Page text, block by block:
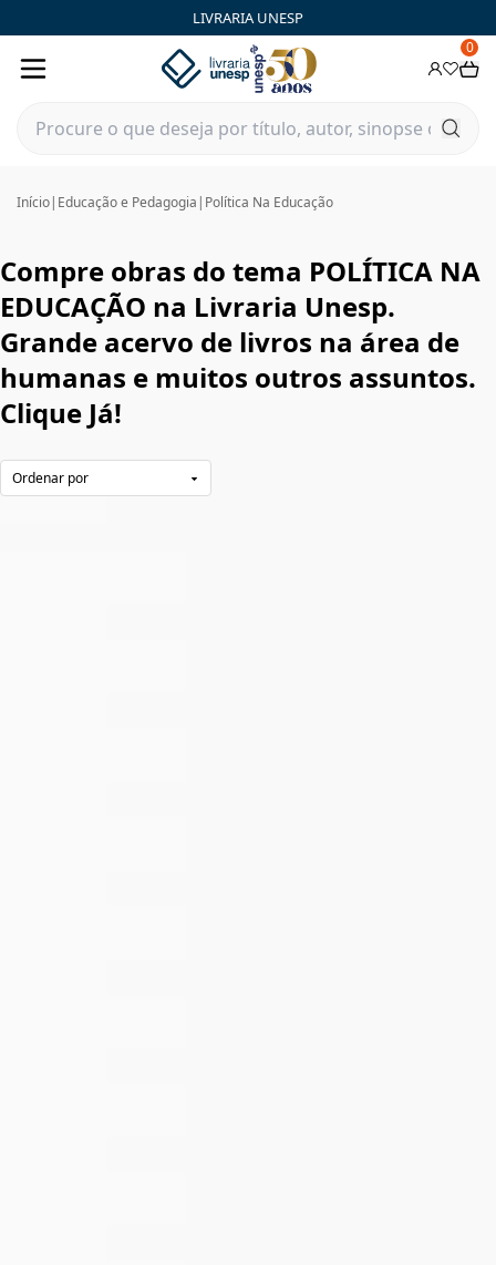
LIVRARIA UNESP
0
Início| Educação e Pedagogia | Política Na Educação
Compre obras do tema POLÍTICA NA
EDUCAÇÃO na Livraria Unesp.
Grande acervo de livros na área de
humanas e muitos outros assuntos.
Clique Já!
POLÍTICA NA EDUCAÇÃO | Livraria Unesp | FastStore PLP